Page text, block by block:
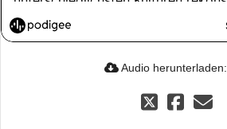
Audio herunterladen: